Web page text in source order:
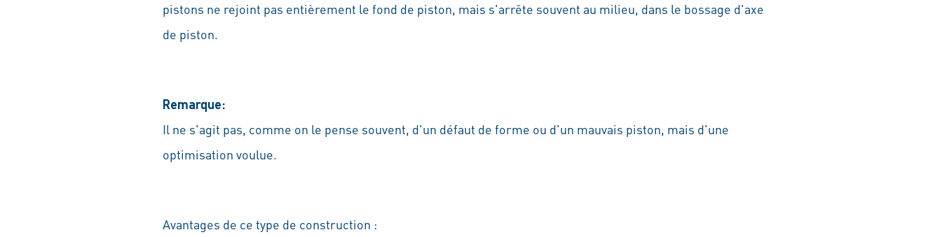
pistons ne rejoint pas entièrement le fond de piston, mais s'arrête souvent au milieu, dans le bossage d'axe
de piston.
Remarque:
Il ne s'agit pas, comme on le pense souvent, d'un défaut de forme ou d'un mauvais piston, mais d'une
optimisation voulue.
Avantages de ce type de construction :